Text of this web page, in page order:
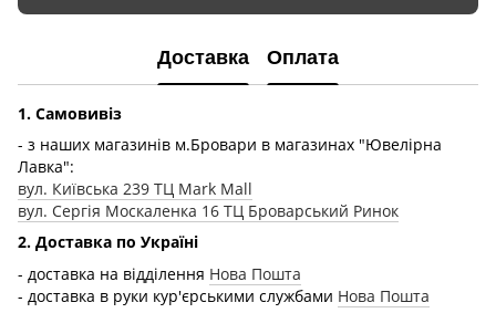
Доставка Оплата
1. Самовивіз
- з наших магазинів м.Бровари в магазинах "Ювелірна
Лавка":
вул. Київська 239 ТЦ Mark Mall
вул. Сергія Москаленка 16 ТЦ Броварський Ринок
2. Доставка по Україні
- доставка на відділення Нова Пошта
- доставка в руки кур'єрськими службами Нова Пошта